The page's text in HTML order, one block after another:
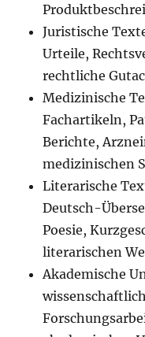
Juristische
Urteile,
rechtliche
Medizinische
Fachartikeln,
Berichte,
medizinischen
Literarische
Deutsch-
Poesie,
literarischen
Akademische